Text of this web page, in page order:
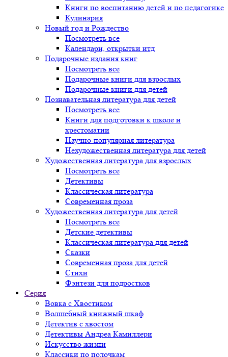
Книги по воспитанию детей и по педагогике
Кулинария
Новый год и Рождество
Посмотреть все
Календари, открытки итд
Подарочные издания книг
Посмотреть все
Подарочные книги для взрослых
Подарочные книги для детей
Познавательная литература для детей
Посмотреть все
Книги для подготовки к школе и
хрестоматии
Научно-популярная литература
Нехудожественная литература для детей
Художественная литература для взрослых
Посмотреть все
Детективы
Классическая литература
Современная проза
Художественная литература для детей
Посмотреть все
Детские детективы
Классическая литература для детей
Сказки
Современная проза для детей
Стихи
Фэнтези для подростков
Серия
Вовка с Хвостиком
Волшебный книжный шкаф
Детектив с хвостом
Детективы Андреа Камиллери
Искусство жизни
Классики по полочкам